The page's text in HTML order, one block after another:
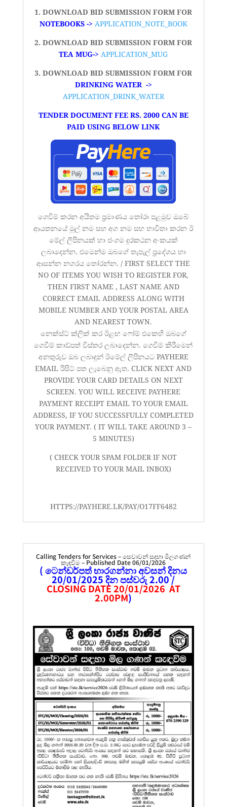
1. DOWNLOAD BID SUBMISSION FORM FOR
NOTEBOOKS -> APPLICATION_NOTE_BOOK
2. DOWNLOAD BID SUBMISSION FORM FOR
TEA MUG-> APPLICATION_MUG
3. DOWNLOAD BID SUBMISSION FORM FOR
DRINKING WATER ->
APPLICATION_DRINK_WATER
TENDER DOCUMENT FEE RS. 2000 CAN BE
PAID USING BELOW LINK
ගෙවීම් කරන අයිතම ප්‍රමාණය තෝරා පළමුව ඔබේ
ආයතනයේ මුල් නම සහ අග නම සහ භාවිතා කරන ඊ
මේල් ලිපිනයක් හා ජංගම දුරකථන අංකයක්‌
ලබාදෙන්න. එමෙන්ම ඔබගේ තැපැල් ප්‍රදේශය හා
ආසන්න නගරය තෝරන්න. / FIRST SELECT THE
NO OF ITEMS YOU WISH TO REGISTER FOR,
THEN FIRST NAME , LAST NAME AND
CORRECT EMAIL ADDRESS ALONG WITH
MOBILE NUMBER AND YOUR POSTAL AREA
AND NEAREST TOWN.
නෙක්ස්ට් ක්ලික් කර ඊළඟ ෆෝම් එකෙහි ඔබගේ
ගෙවීම් කාඩ්පත් විස්තර ලබාදෙන්න. ගෙවීම් කිරීමෙන්
අනතුරුව ඔබ ලබාදුන් ඊමේල් ලිපිනයට PAYHERE
EMAIL රිසිට් පත ලැබෙනු ඇත. CLICK NEXT AND
PROVIDE YOUR CARD DETAILS ON NEXT
SCREEN. YOU WILL RECEIVE PAYHERE
PAYMENT RECEIPT EMAIL TO YOUR EMAIL
ADDRESS, IF YOU SUCCESSFULLY COMPLETED
YOUR PAYMENT. ( IT WILL TAKE AROUND 3 –
5 MINUTES)
( CHECK YOUR SPAM FOLDER IF NOT
RECEIVED TO YOUR MAIL INBOX)
HTTPS://PAYHERE.LK/PAY/O17FF6482
Calling Tenders for Services – සෙවාවන් සදහා මිලගණන්
කැඳවීම – Published Date 06/01/2026
( ටෙන්ඩර්පත් භාරගන්නා අවසන් දිනය
20/01/2025 දින පස්වරු 2.00 /
CLOSING DATE 20/01/2026 AT
2.00PM)